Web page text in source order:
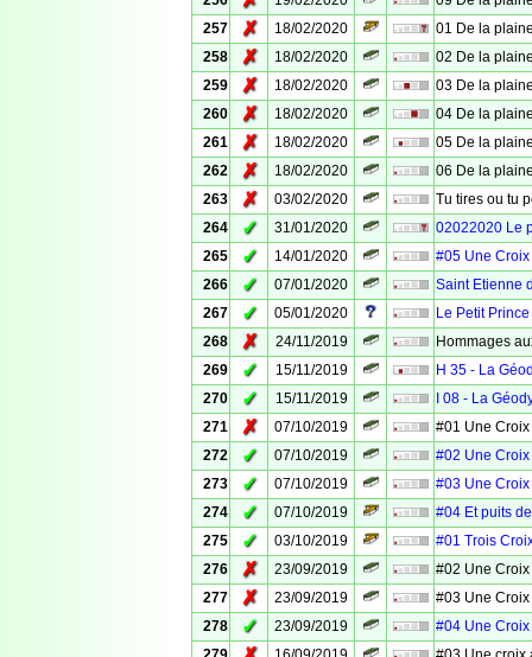
257
✗ 18/02/2020
01 De la
258
✗ 18/02/2020
02 De la
259
✗ 18/02/2020
03 De la
260
✗ 18/02/2020
04 De la
261
✗ 18/02/2020
05 De la
262
✗ 18/02/2020
06 De la
263
✗ 03/02/2020
Tu tires ou tu
264
✓ 31/01/2020
02022020 Le
265
✓ 14/01/2020
#05 Une Croix
266
✓ 07/01/2020
Saint Etienne
267
✓ 05/01/2020
Le Petit Prince
268
✗ 24/11/2019
Hommages
269
✓ 15/11/2019
H 35 - La
270
✓ 15/11/2019
I 08 - La
271
✗ 07/10/2019
#01 Une Croix
272
✓ 07/10/2019
#02 Une Croix
273
✓ 07/10/2019
#03 Une Croix
274
✓ 07/10/2019
#04 Et puits
275
✓ 03/10/2019
#01 Trois
276
✗ 23/09/2019
#02 Une
277
✗ 23/09/2019
#03 Une
278
✓ 23/09/2019
#04 Une